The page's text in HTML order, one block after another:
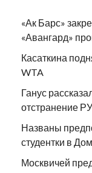
«Ак Барс»
«Авангард»
Касаткина
WTA
Ганус
отстранение
Названы
студентки в
Москвичей